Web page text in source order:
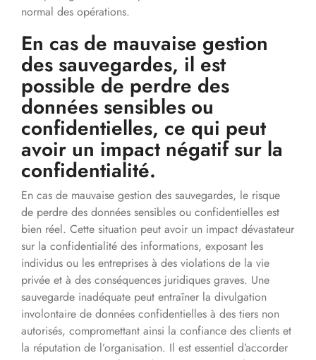
normal des opérations.
En cas de mauvaise gestion
des sauvegardes, il est
possible de perdre des
données sensibles ou
confidentielles, ce qui peut
avoir un impact négatif sur la
confidentialité.
En cas de mauvaise gestion des sauvegardes, le risque
de perdre des données sensibles ou confidentielles est
bien réel. Cette situation peut avoir un impact dévastateur
sur la confidentialité des informations, exposant les
individus ou les entreprises à des violations de la vie
privée et à des conséquences juridiques graves. Une
sauvegarde inadéquate peut entraîner la divulgation
involontaire de données confidentielles à des tiers non
autorisés, compromettant ainsi la confiance des clients et
la réputation de l’organisation. Il est essentiel d’accorder